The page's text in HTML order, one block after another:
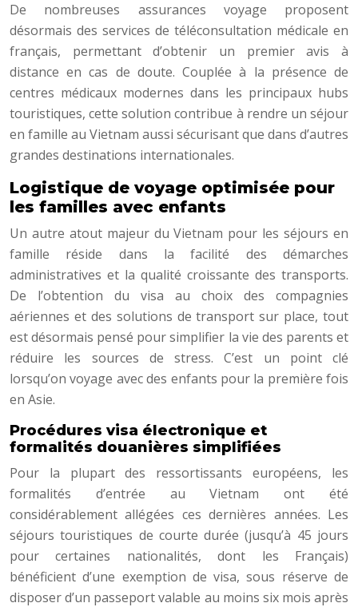
De nombreuses assurances voyage proposent
désormais des services de téléconsultation médicale en
français, permettant d’obtenir un premier avis à
distance en cas de doute. Couplée à la présence de
centres médicaux modernes dans les principaux hubs
touristiques, cette solution contribue à rendre un séjour
en famille au Vietnam aussi sécurisant que dans d’autres
grandes destinations internationales.
Logistique de voyage optimisée pour
les familles avec enfants
Un autre atout majeur du Vietnam pour les séjours en
famille réside dans la facilité des démarches
administratives et la qualité croissante des transports.
De l’obtention du visa au choix des compagnies
aériennes et des solutions de transport sur place, tout
est désormais pensé pour simplifier la vie des parents et
réduire les sources de stress. C’est un point clé
lorsqu’on voyage avec des enfants pour la première fois
en Asie.
Procédures visa électronique et
formalités douanières simplifiées
Pour la plupart des ressortissants européens, les
formalités d’entrée au Vietnam ont été
considérablement allégées ces dernières années. Les
séjours touristiques de courte durée (jusqu’à 45 jours
pour certaines nationalités, dont les Français)
bénéficient d’une exemption de visa, sous réserve de
disposer d’un passeport valable au moins six mois après